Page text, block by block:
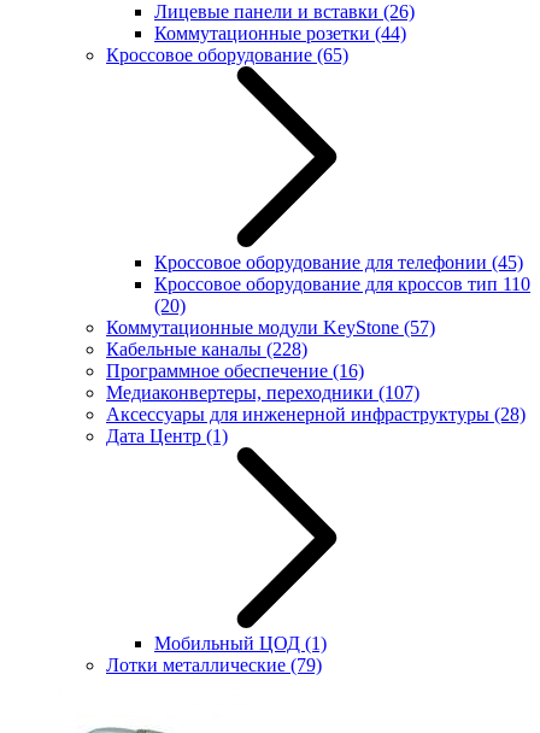
Лицевые панели и вставки (26)
Коммутационные розетки (44)
Кроссовое оборудование (65)
Кроссовое оборудование для телефонии (45)
Кроссовое оборудование для кроссов тип 110
(20)
Коммутационные модули KeyStone (57)
Кабельные каналы (228)
Программное обеспечение (16)
Медиаконвертеры, переходники (107)
Аксессуары для инженерной инфраструктуры (28)
Дата Центр (1)
Мобильный ЦОД (1)
Лотки металлические (79)